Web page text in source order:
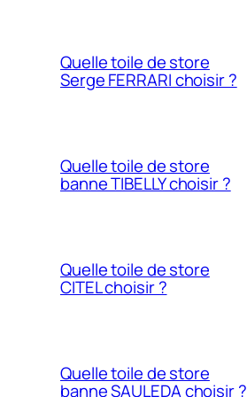
Quelle toile de store
Serge FERRARI choisir ?
Quelle toile de store
banne TIBELLY choisir ?
Quelle toile de store
CITEL choisir ?
Quelle toile de store
banne SAULEDA choisir ?